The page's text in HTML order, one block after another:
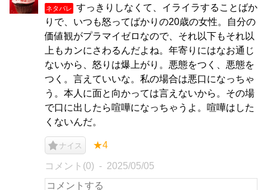
ネタバレ
すっきりしなくて、イライラすることばか
りで、いつも怒ってばかりの20歳の女性。自分の
価値観がプラマイゼロなので、それ以下もそれ以
上もカンにさわるんだよね。年寄りにはなお通じ
ないから、怒りは爆上がり。悪態をつく、悪態を
つく。言えていいな。私の場合は悪口になっちゃ
う。本人に面と向かっては言えないから。その場
で口に出したら喧嘩になっちゃうよ。喧嘩はした
くないんだ。
ナイス ★4
コメント(0) 2025/05/05